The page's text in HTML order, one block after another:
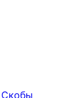
Скобы